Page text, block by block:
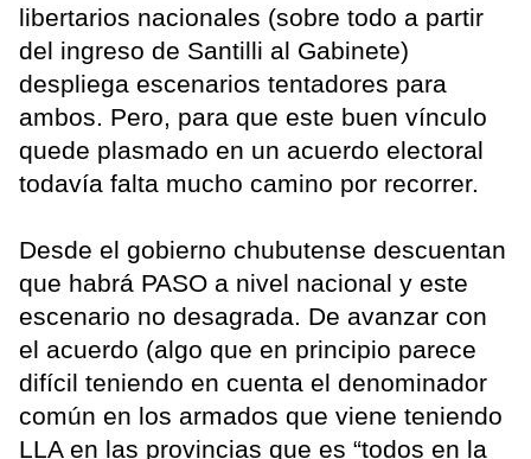
libertarios nacionales (sobre todo a partir
del ingreso de Santilli al Gabinete)
despliega escenarios tentadores para
ambos. Pero, para que este buen vínculo
quede plasmado en un acuerdo electoral
todavía falta mucho camino por recorrer.
Desde el gobierno chubutense descuentan
que habrá PASO a nivel nacional y este
escenario no desagrada. De avanzar con
el acuerdo (algo que en principio parece
difícil teniendo en cuenta el denominador
común en los armados que viene teniendo
LLA en las provincias que es “todos en la